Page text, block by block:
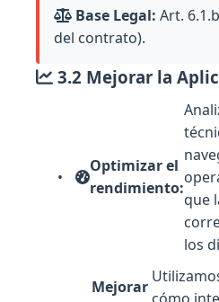
Base Legal: Art.
del contrato).
3.2 Mejorar la
Optimizar el
rendimiento:
que
los
Mejorar